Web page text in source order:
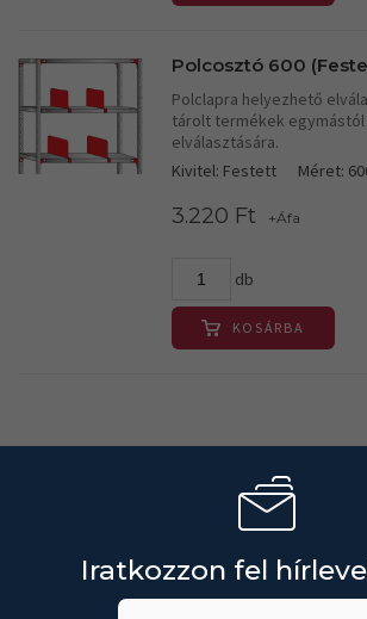
Polcosztó 600
Polclapra helyezhető
tárolt termékek
elválasztására.
Kivitel: Festett
Méret:
3.220 Ft +Áfa
db
KOSÁRBA
Iratkozzon fel